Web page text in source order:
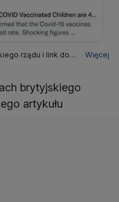
rządu i link do
Więcej
brytyjskiego
artykułu